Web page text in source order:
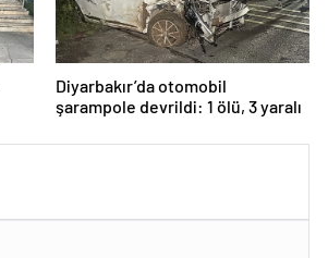
Diyarbakır’da otomobil
şarampole devrildi: 1 ölü, 3 yaralı